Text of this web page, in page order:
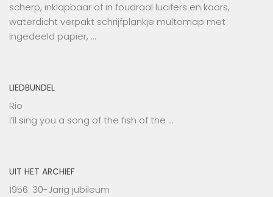
scherp, inklapbaar of in foudraal lucifers en kaars,
waterdicht verpakt schrijfplankje multomap met
ingedeeld papier, …
LIEDBUNDEL
Rio
I’ll sing you a song of the fish of the …
UIT HET ARCHIEF
1956: 30-Jarig jubileum